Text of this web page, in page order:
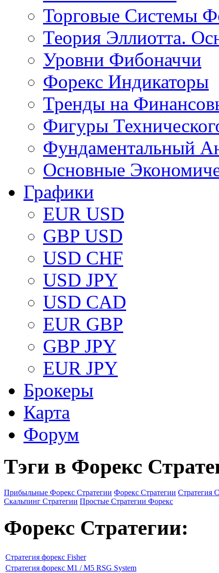
Торговые Системы
Теория Эллиотта.
Уровни Фибоначчи
Форекс Индикаторы
Тренды на
Фигуры
Фундаментальный
Основные
Графики
EUR USD
GBP USD
USD CHF
USD JPY
USD CAD
EUR GBP
GBP JPY
EUR JPY
Брокеры
Карта
Форум
Тэги в Форекс
Прибыльные Форекс Стратегии Форекс Стратегии Стратегия
Скальпинг Стратегии Простые Стратегии Форекс
Форекс Стратегии:
Стратегия форекс Fisher
Стратегия форекс M1 / M5 RSG System